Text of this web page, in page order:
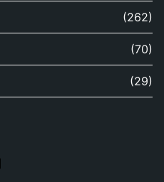
(262)
(70)
(29)